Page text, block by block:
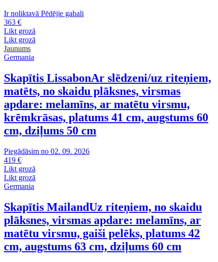
Ir noliktavā Pēdējie gabali
363 €
Likt grozā
Likt grozā
Jaunums
Germania
Skapītis LissabonAr slēdzeni/uz riteņiem,
matēts, no skaidu plāksnes, virsmas
apdare: melamīns, ar matētu virsmu,
krēmkrāsas, platums 41 cm, augstums 60
cm, dziļums 50 cm
Piegādāsim no 02. 09. 2026
419 €
Likt grozā
Likt grozā
Germania
Skapītis MailandUz riteņiem, no skaidu
plāksnes, virsmas apdare: melamīns, ar
matētu virsmu, gaiši pelēks, platums 42
cm, augstums 63 cm, dziļums 60 cm